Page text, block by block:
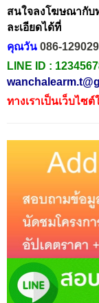
สนใจลงโฆษณากับ
ละเอียดได้ที่
คุณวัน 086-
LINE ID :
ทางเราเป็นเว็บไซ